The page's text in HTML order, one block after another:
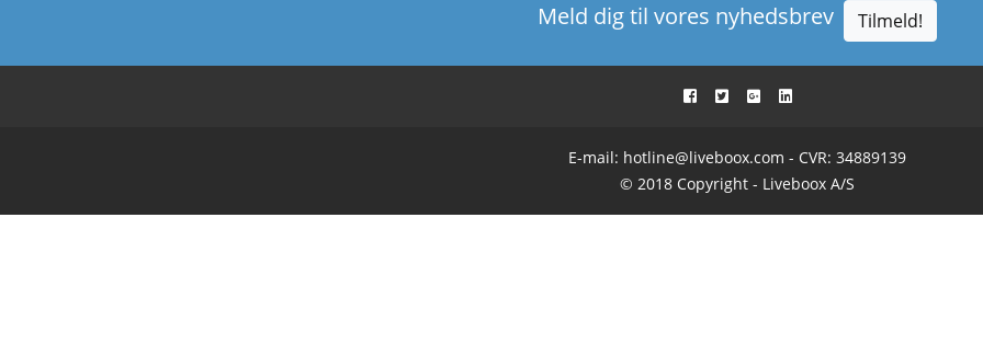
Meld dig til vores nyhedsbrev Tilmeld!
E-mail: hotline@liveboox.com - CVR: 34889139
© 2018 Copyright - Liveboox A/S